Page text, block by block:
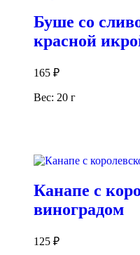
Буше со
красной
165 ₽
Вес: 20 г
Канапе с
виноградом
125 ₽